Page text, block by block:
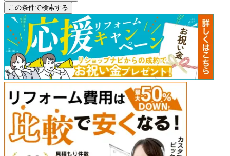
この条件で検索する